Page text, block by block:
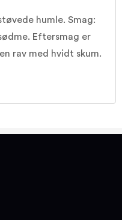
humle. Smag:
Eftersmag er
rav med hvidt skum.